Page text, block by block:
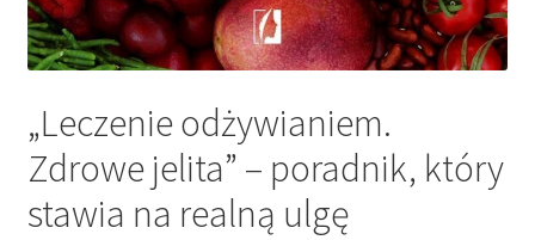
„Leczenie odżywianiem.
Zdrowe jelita” – poradnik, który
stawia na realną ulgę